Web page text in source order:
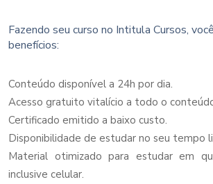
Fazendo seu curso no Intitula Cursos,
benefícios:
Conteúdo disponível a 24h por dia.
Acesso gratuito vitalício a todo o
Certificado emitido a baixo custo.
Disponibilidade de estudar no seu tempo
Material otimizado para estudar em
inclusive celular.